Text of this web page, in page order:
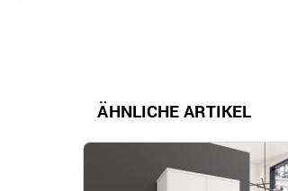
ÄHNLICHE ARTIKEL